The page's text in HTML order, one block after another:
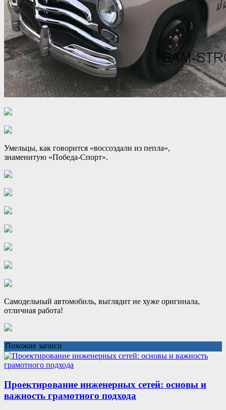
Умельцы, как говорится «воссоздали из пепла»,
знаменитую «Победа-Спорт».
Самодельный автомобиль, выглядит не хуже оригинала,
отличная работа!
Похожие записи
Проектирование инженерных сетей: основы и
важность грамотного подхода